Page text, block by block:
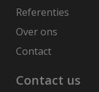
Referenties
Over ons
Contact
Contact us